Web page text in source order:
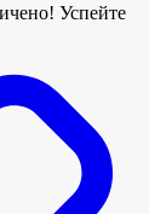
Успейте